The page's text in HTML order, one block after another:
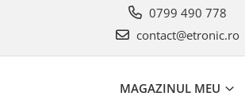
0799 490 778
contact@etronic.ro
MAGAZINUL MEU